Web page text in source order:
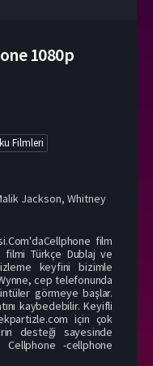
1080p
Filmleri
Jackson, Whitney
film
filmi Türkçe Dublaj ve
keyfini bizimle
Wynne, cep telefonunda
görmeye başlar.
kaybedebilir. Keyifli
için çok
desteği sayesinde
-cellphone